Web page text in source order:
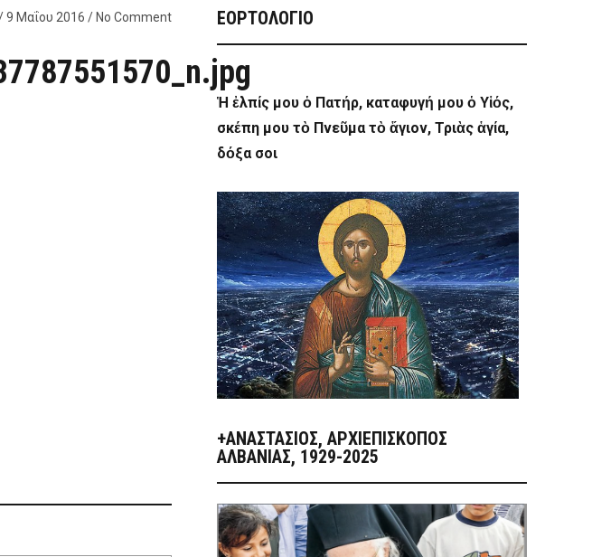
9 Μαΐου 2016 / No Comment ΕΟΡΤΟΛΟΓΙΟ
Ἡ ἐλπίς μου ὁ Πατήρ, καταφυγή μου ὁ Υἱός,
σκέπη μου τὸ Πνεῦμα τὸ ἅγιον, Τριὰς ἁγία,
δόξα σοι
+ΑΝΑΣΤΆΣΙΟΣ, ΑΡΧΙΕΠΊΣΚΟΠΟΣ
ΑΛΒΑΝΊΑΣ, 1929-2025